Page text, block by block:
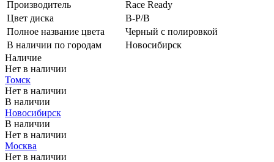
Производитель
Race Ready
Цвет диска
B-P/B
Полное название цвета
Черный с полировкой
В наличии по городам
Новосибирск
Наличие
Нет в наличии
Томск
Нет в наличии
В наличии
Новосибирск
В наличии
Нет в наличии
Москва
Нет в наличии